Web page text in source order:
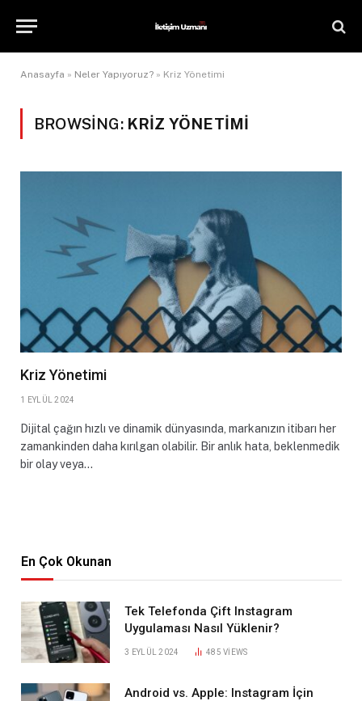
Anasayfa » Neler Yapıyoruz? » Kriz Yönetimi
BROWSING: KRIZ YÖNETIMI
Kriz Yönetimi
1 EYLÜL 2024
Dijital çağın hızlı ve dinamik dünyasında, markanızın itibarı her
zamankinden daha kırılgan olabilir. Bir anlık hata, beklenmedik
bir olay veya…
En Çok Okunan
Tek Telefonda Çift Instagram
Uygulaması Nasıl Yüklenir?
3 EYLÜL 2024 485VIEWS
Android vs. Apple: Instagram İçin